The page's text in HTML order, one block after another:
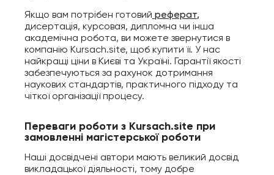
Якщо вам потрібен готовий реферат,
дисертація, курсовая, дипломна чи інша
академічна робота, ви можете звернутися в
компанію Kursach.site, щоб купити її. У нас
найкращі ціни в Києві та Україні. Гарантії якості
забезпечуються за рахунок дотримання
наукових стандартів, практичного підходу та
чіткої організації процесу.
Переваги роботи з Kursach.site при
замовленні магістерської роботи
Наші досвідчені автори мають великий досвід
викладацької діяльності, тому добре